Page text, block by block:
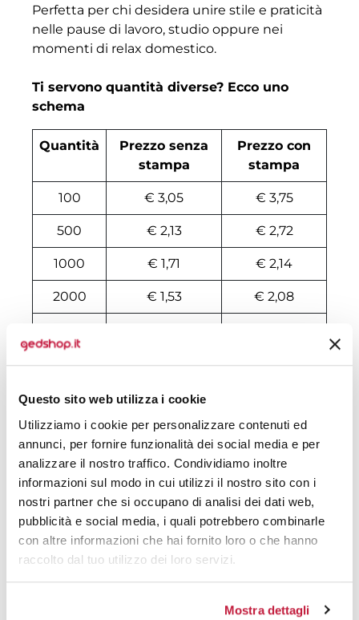
Questo sito web utilizza i cookie
Utilizziamo i cookie per personalizzare contenuti ed
annunci, per fornire funzionalità dei social media e per
analizzare il nostro traffico. Condividiamo inoltre
informazioni sul modo in cui utilizzi il nostro sito con i
nostri partner che si occupano di analisi dei dati web,
pubblicità e social media, i quali potrebbero combinarle
con altre informazioni che hai fornito loro o che hanno
raccolto dal tuo utilizzo dei loro servizi.
Mostra dettagli
Perfetta per chi desidera unire stile e praticità
nelle pause di lavoro, studio oppure nei
momenti di relax domestico.
Ti servono quantità diverse? Ecco uno
schema
Quantità
Prezzo senza
stampa
Prezzo con
stampa
100 € 3,05 € 3,75
500 € 2,13 € 2,72
1000 € 1,71 € 2,14
2000 € 1,53 € 2,08
4000 € 1,48 € 1,99
5000 € 1,46
6000 € 1,43 € 1,82
7000 € 1,39 € 1,75
€ 1,71
10000 € 1,29 € 1,67
Tecniche di stampa